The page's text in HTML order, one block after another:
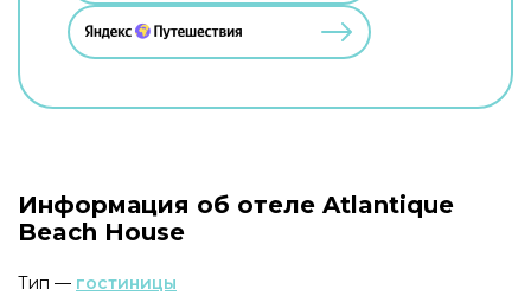
Информация об отеле Atlantique
Beach House
Тип — гостиницы